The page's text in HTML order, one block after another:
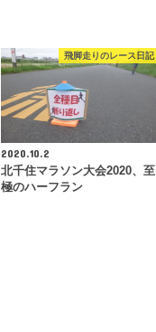
飛脚走りのレース日記
2020.10.2
北千住マラソン大会2020、至
極のハーフラン